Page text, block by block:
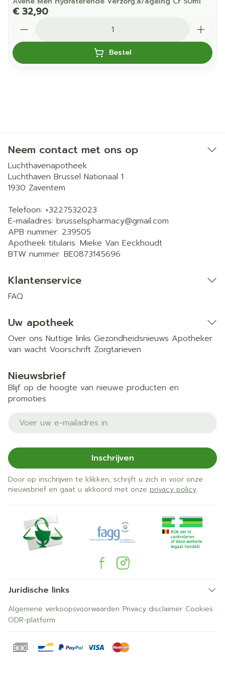
€ 32,90
Bestel
Neem contact met ons op
Luchthavenapotheek
Luchthaven Brussel Nationaal 1
1930 Zaventem
Telefoon: +3227532023
E-mailadres: brusselspharmacy@gmail.com
APB nummer: 239505
Apotheek titularis: Mieke Van Eeckhoudt
BTW nummer: BE0873145696
Klantenservice
FAQ
Uw apotheek
Over ons Nuttige links Gezondheidsnieuws Apotheker
van wacht Voorschrift Zorgtarieven
Nieuwsbrief
Blijf op de hoogte van nieuwe producten en
promoties
E-mail adres
Inschrijven
Door op inschrijven te klikken, schrijft u zich in voor onze
nieuwsbrief en gaat u akkoord met onze privacy policy.
Juridische links
Algemene verkoopsvoorwaarden Privacy disclaimer Cookies
ODR-platform